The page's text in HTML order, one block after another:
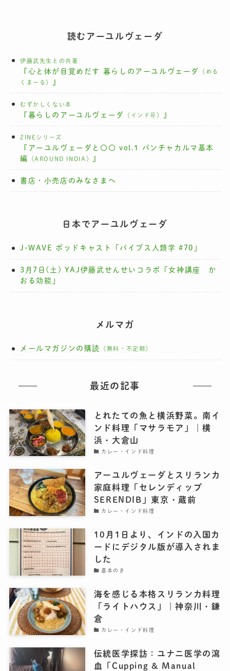
読むアーユルヴェーダ
伊藤武先生との共著
『心と体が目覚めだす 暮らしのアーユルヴェーダ
（める
くまーる）
』
むずかしくない本
『暮らしのアーユルヴェーダ （インド号） 』
ZINEシリーズ
『アーユルヴェーダと〇〇 vol.1 パンチャカルマ基本
編
（AROUND INDIA） 』
書店・小売店のみなさまへ
日本でアーユルヴェーダ
J-WAVE ポッドキャスト「バイブス人類学 #70」
3月7日(土) YAJ伊藤武せんせいコラボ「女神講座 か
おる効能」
メルマガ
メールマガジンの購読 （無料・不定期）
最近の記事
とれたての魚と横浜野菜。南イ
ンド料理「マサラモア」｜横
浜・大倉山
カレー・インド料理
アーユルヴェーダとスリランカ
家庭料理「セレンディッブ
SERENDIB」東京・蔵前
カレー・インド料理
10月1日より、インドの入国カ
ードにデジタル版が導入されま
した
基本のき
海を感じる本格スリランカ料理
「ライトハウス」｜神奈川・鎌
倉
カレー・インド料理
伝統医学探訪：ユナニ医学の瀉
血「Cupping & Manual